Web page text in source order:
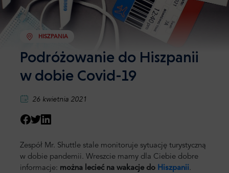
HISZPANIA
Podróżowanie do Hiszpanii
w dobie Covid-19
26 kwietnia 2021
Zespół Mr. Shuttle stale monitoruje sytuację turystyczną
w dobie pandemii. Wreszcie mamy dla Ciebie dobre
informacje: można lecieć na wakacje do Hiszpanii.